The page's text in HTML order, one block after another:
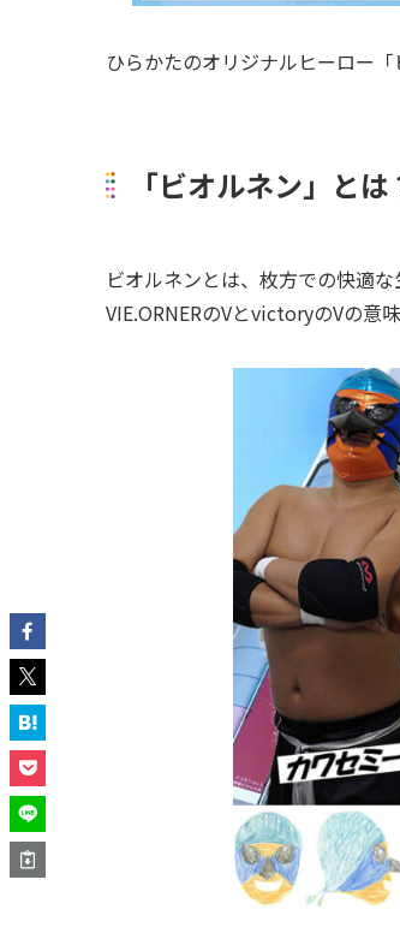
ひらかたのオリジナルヒーロー
「ビオルネン」とは
ビオルネンとは、枚方での快適
VIE.ORNERのVとvictoryのVの意味